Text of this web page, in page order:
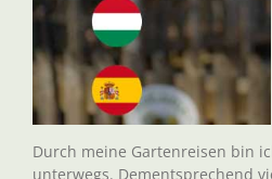
Durch meine Gartenreisen bin
unterwegs. Dementsprechend